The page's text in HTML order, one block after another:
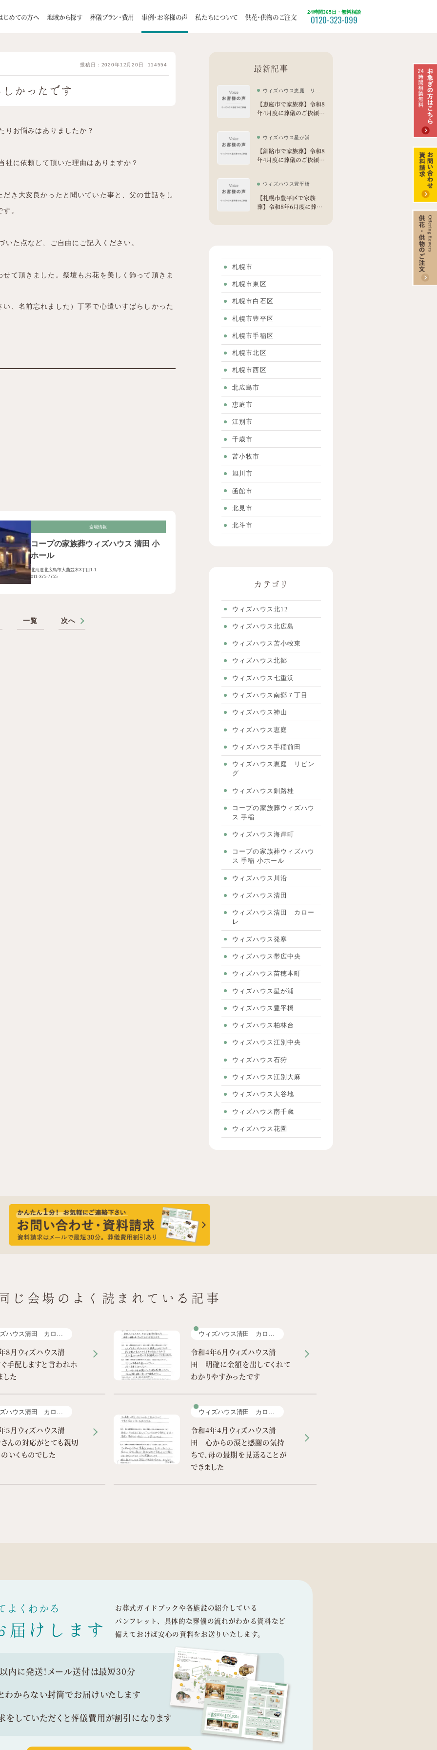
じめての方へ
よくある質問 ご住職に聞いてみた
地域から探す
南区
苫小牧市
石狩市
葬儀プラン・費用 事例・お客様の声 私たちについて 供花・供物のご注文
24時間365日・無料相談
0120-323-099
声 令和2年11月ウィズハウス清田 丁寧で心遣いすばらしかったです
投稿日：2020年12月20日 114554
かったです
りお悩みはありましたか？
社に依頼して頂いた理由はありますか？
き大変良かったと聞いていた事と、父の世話をし
。
いた点など、ご自由にご記入ください。
て頂きました。祭壇もお花を美しく飾って頂きま
、名前忘れました）丁寧で心遣いすばらしかった
斎場情報
コープの家族葬ウィズハウス 清田 小
ホール
北海道北広島市大曲並木3丁目1-1
011-375-7755
一覧 次へ
最新記事
ウィズハウス恵庭 リビ
【恵庭市で家族葬】令和8
年4月度に葬儀のご依頼を
ウィズハウス星が浦
【釧路市で家族葬】令和8
年4月度に葬儀のご依頼を
ウィズハウス豊平橋
【札幌市豊平区で家族
葬】令和8年6月度に葬儀
札幌市
札幌市東区
札幌市白石区
札幌市豊平区
札幌市手稲区
札幌市北区
札幌市西区
北広島市
恵庭市
江別市
千歳市
苫小牧市
旭川市
函館市
北見市
北斗市
カテゴリ
ウィズハウス北12
ウィズハウス北広島
ウィズハウス苫小牧東
ウィズハウス北郷
ウィズハウス七重浜
ウィズハウス南郷７丁目
ウィズハウス神山
ウィズハウス恵庭
ウィズハウス手稲前田
ウィズハウス恵庭 リビン
グ
ウィズハウス釧路桂
コープの家族葬ウィズハウ
ス 手稲
ウィズハウス海岸町
コープの家族葬ウィズハウ
ス 手稲 小ホール
ウィズハウス川沿
ウィズハウス清田
ウィズハウス清田 カロー
レ
ウィズハウス発寒
ウィズハウス帯広中央
ウィズハウス苗穂本町
ウィズハウス星が浦
ウィズハウス豊平橋
ウィズハウス柏林台
ウィズハウス江別中央
ウィズハウス石狩
ウィズハウス江別大麻
ウィズハウス大谷地
ウィズハウス南千歳
ウィズハウス花園
じ会場の よく読まれている記事
ハウス清田 カロー
8月ウィズハウス清
手配しますと言われホ
した
ウィズハウス清田 カロー
令和4年6月ウィズハウス清
田 明確に金額を出してくれて
わかりやすかったです
ハウス清田 カロー
5月ウィズハウス清
んの対応がとても親切
いくものでした
ウィズハウス清田 カロー
令和4年4月ウィズハウス清
田 心からの涙と感謝の気持
ちで、母の最期を見送ることが
できました
よくわかる
届けします
お葬式ガイドブックや各施設の紹介している
パンフレット、具体的な葬儀の流れがわかる資料など
備えておけば安心の資料をお送りいたします。
内に発送！ メール送付は最短30分
わからない封筒でお届けいたします
をしていただくと葬儀費用が割引になります